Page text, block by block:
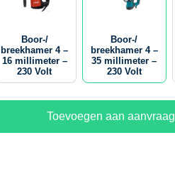
Boor-/
breekhamer 4 –
16 millimeter –
230 Volt
Boor-/
breekhamer 4 –
35 millimeter –
230 Volt
Toevoegen aan aanvraag